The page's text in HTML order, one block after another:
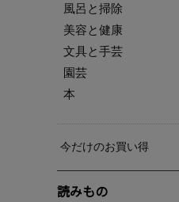
風呂と掃除
美容と健康
文具と手芸
園芸
本
今だけのお買い得
読みもの